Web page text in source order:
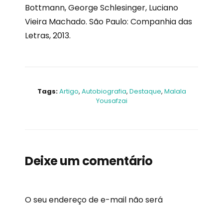
Bottmann, George Schlesinger, Luciano
Vieira Machado. São Paulo: Companhia das
Letras, 2013.
Tags:Artigo, Autobiografia, Destaque, Malala
Yousafzai
Deixe um comentário
O seu endereço de e-mail não será